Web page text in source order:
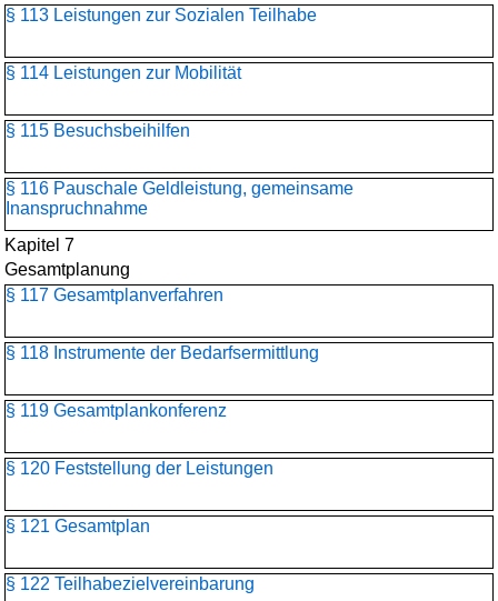
§ 113 Leistungen zur Sozialen Teilhabe
§ 114 Leistungen zur Mobilität
§ 115 Besuchsbeihilfen
§ 116 Pauschale Geldleistung, gemeinsame
Inanspruchnahme
Kapitel 7
Gesamtplanung
§ 117 Gesamtplanverfahren
§ 118 Instrumente der Bedarfsermittlung
§ 119 Gesamtplankonferenz
§ 120 Feststellung der Leistungen
§ 121 Gesamtplan
§ 122 Teilhabezielvereinbarung